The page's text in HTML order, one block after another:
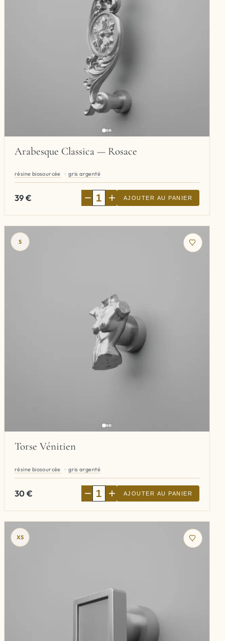
Arabesque Classica — Rosace
résine biosourcée gris argenté
39€ − + AJOUTER AU PANIER
S
Torse Vénitien
résine biosourcée gris argenté
30€ − + AJOUTER AU PANIER
XS